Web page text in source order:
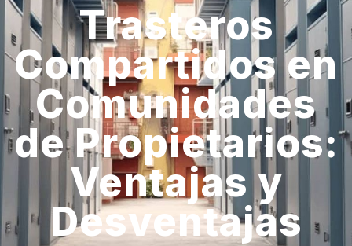
Trasteros
Compartidos en
Comunidades
de Propietarios:
Ventajas y
Desventajas